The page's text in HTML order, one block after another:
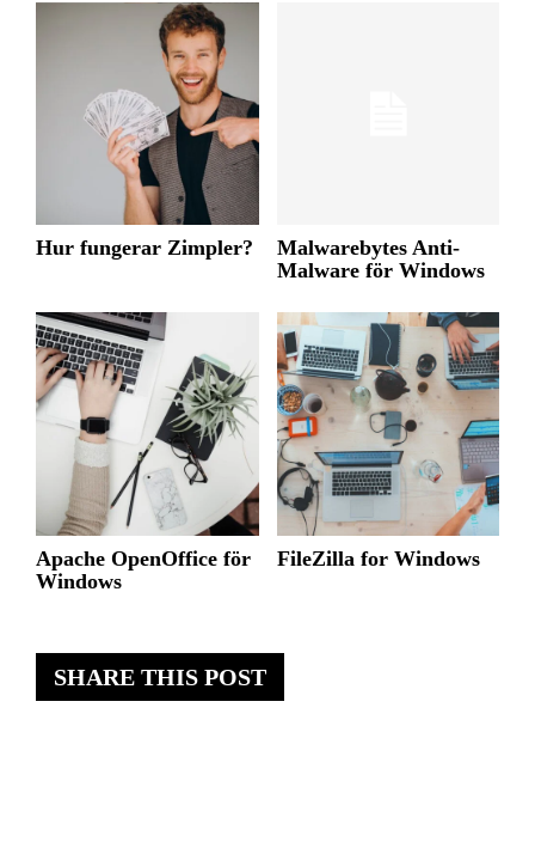
SHARE THIS POST
Hur fungerar Zimpler?
Malwarebytes Anti-
Malware för Windows
Apache OpenOffice för
Windows
FileZilla for Windows